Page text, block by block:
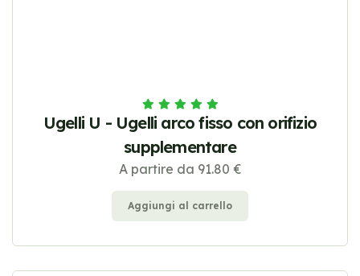
Ugelli U - Ugelli arco fisso con orifizio
supplementare
A partire da 91.80 €
Aggiungi al carrello